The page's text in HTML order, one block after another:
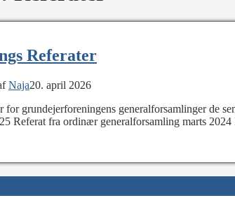
Referater
Naja20. april 2026
for grundejerforeningens generalforsamlinger de
Referat fra ordinær generalforsamling marts